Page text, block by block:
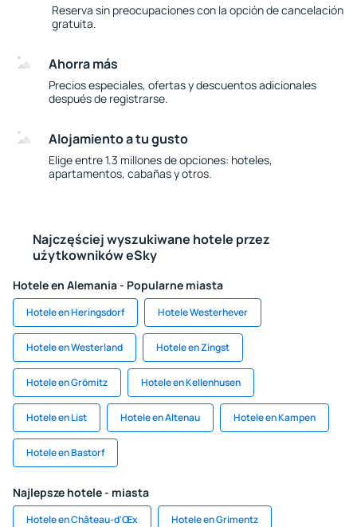
Reserva sin preocupaciones con la opción de cancelación
gratuita.
Ahorra más
Precios especiales, ofertas y descuentos adicionales
después de registrarse.
Alojamiento a tu gusto
Elige entre 1.3 millones de opciones: hoteles,
apartamentos, cabañas y otros.
Najczęściej wyszukiwane hotele przez
użytkowników eSky
Hotele en Alemania - Popularne miasta
Hotele en Heringsdorf Hotele Westerhever
Hotele en Westerland Hotele en Zingst
Hotele en Grömitz Hotele en Kellenhusen
Hotele en List Hotele en Altenau Hotele en Kampen
Hotele en Bastorf
Najlepsze hotele - miasta
Hotele en Château-d'Œx Hotele en Grimentz